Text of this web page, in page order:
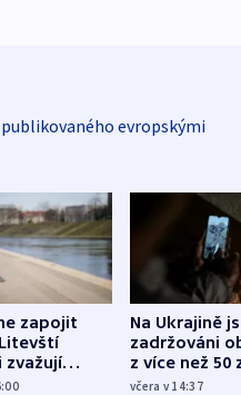
publikovaného evropskými
zapojit
zvažují
o
Na Ukrajině
zadržováni
z více než 50
Bojovali na
včera v 14:37